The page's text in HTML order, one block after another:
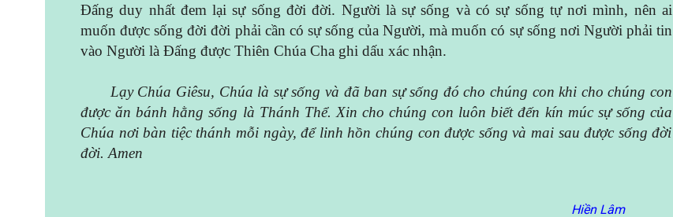
Đấng duy nhất đem lại sự sống đời đời. Người là sự sống và có sự sống tự nơi mình, nên ai
muốn được sống đời đời phải cần có sự sống của Người, mà muốn có sự sống nơi Người phải tin
vào Người là Đấng được Thiên Chúa Cha ghi dấu xác nhận.
Lạy Chúa Giêsu, Chúa là sự sống và đã ban sự sống đó cho chúng con khi cho chúng con
được ăn bánh hằng sống là Thánh Thể. Xin cho chúng con luôn biếtđến kín múc sự sốngcủa
Chúa nơi bàn tiệc thánh mỗi ngày, để linh hồn chúng con được sống và mai sau được sống đời
đời. Amen
Hiền Lâm